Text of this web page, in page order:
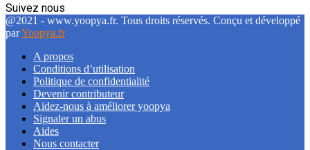
Suivez nous
Facebook
Twitter
Linkedin
@2021 - www.yoopya.fr. Tous droits réservés. Conçu et développé
parYoopya.fr
A propos
Conditions d’utilisation
Politique de confidentialité
Devenir contributeur
Aidez-nous à améliorer yoopya
Signaler un abus
Aides
Nous contacter